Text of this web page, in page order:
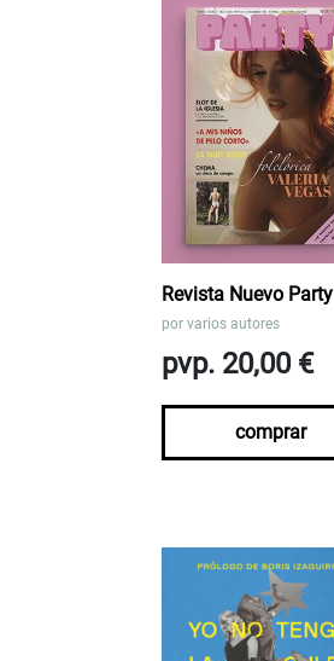
Revista Nuevo Party
por varios autores
pvp. 20,00 €
comprar